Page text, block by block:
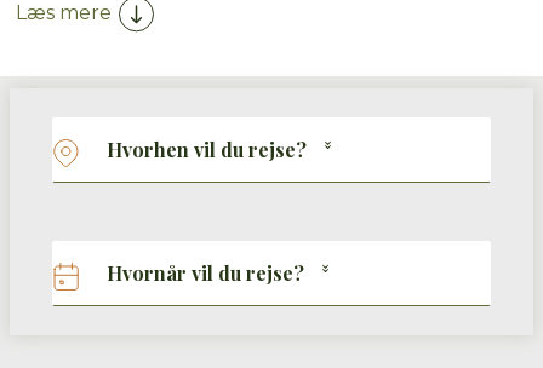
Læs mere
Hvorhen vil du rejse?
Hvornår vil du rejse?